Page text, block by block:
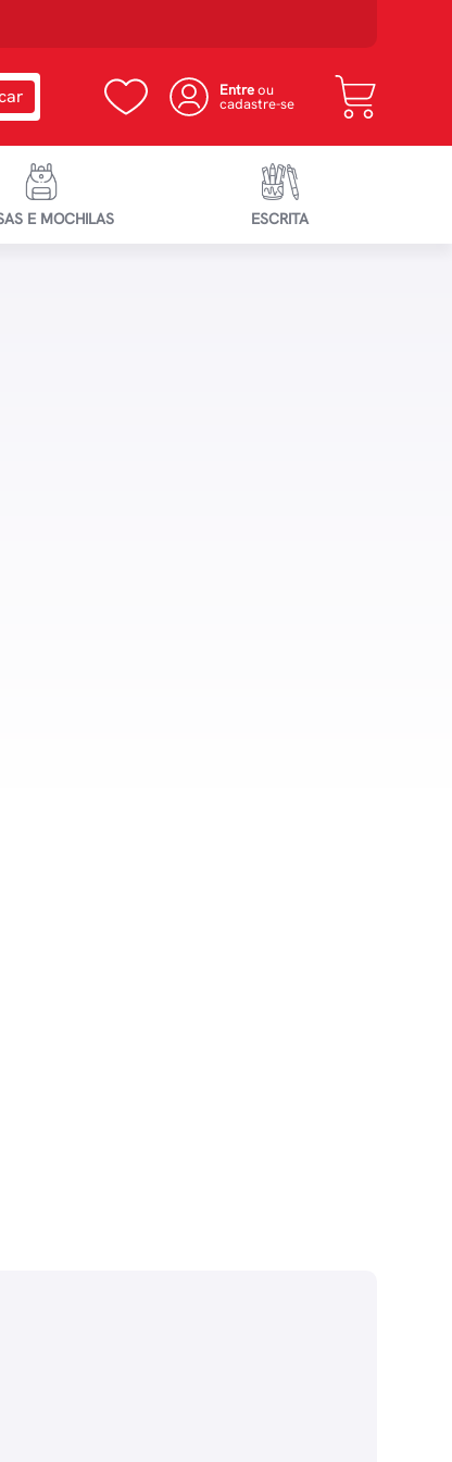
Entreou
cadastre-se
E MOCHILAS ESCRITA